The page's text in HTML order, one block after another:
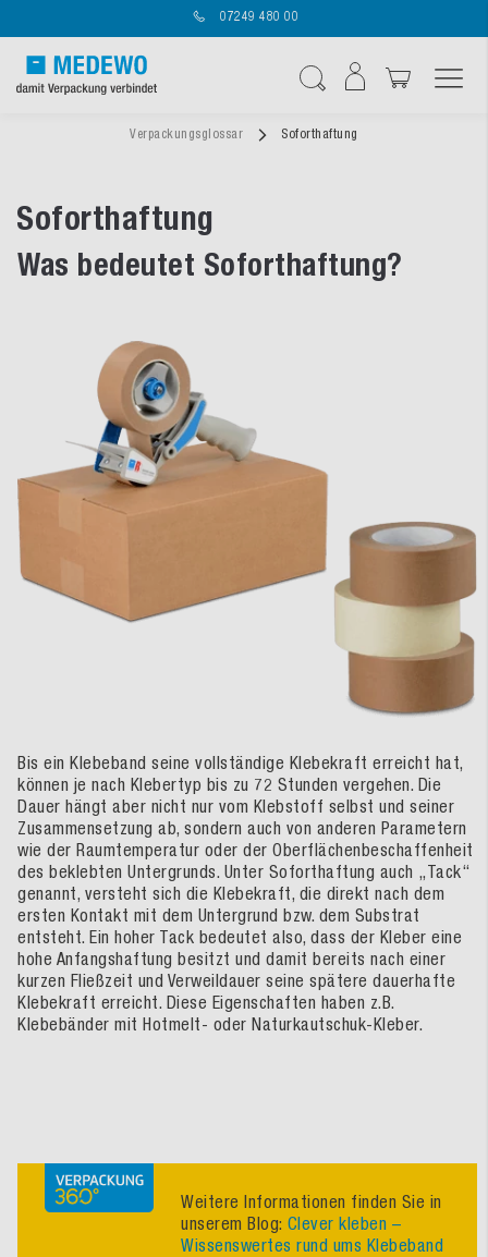
07249 480 00
Verpackungsglossar Soforthaftung
Soforthaftung
Was bedeutet Soforthaftung?
Bis ein Klebeband seine vollständige Klebekraft erreicht hat,
können je nach Klebertyp bis zu 72 Stunden vergehen. Die
Dauer hängt aber nicht nur vom Klebstoff selbst und seiner
Zusammensetzung ab, sondern auch von anderen Parametern
wie der Raumtemperatur oder der Oberflächenbeschaffenheit
des beklebten Untergrunds. Unter Soforthaftung auch „Tack“
genannt, versteht sich die Klebekraft, die direkt nach dem
ersten Kontakt mit dem Untergrund bzw. dem Substrat
entsteht. Ein hoher Tack bedeutet also, dass der Kleber eine
hohe Anfangshaftung besitzt und damit bereits nach einer
kurzen Fließzeit und Verweildauer seine spätere dauerhafte
Klebekraft erreicht. Diese Eigenschaften haben z.B.
Klebebänder mit Hotmelt- oder Naturkautschuk-Kleber.
Weitere Informationen finden Sie in
unserem Blog: Clever kleben –
Wissenswertes rund ums Klebeband